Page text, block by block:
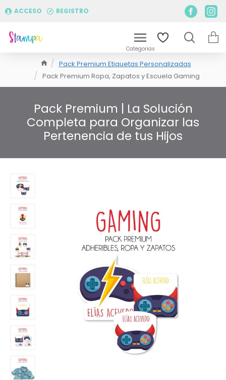
ACCESO REGISTRO
Pack Premium Etiquetas Personalizadas
Pack Premium Ropa, Zapatos y Escuela Gaming
Pack Premium | La Solución
Completa para Organizar las
Pertenencia de tus Hijos